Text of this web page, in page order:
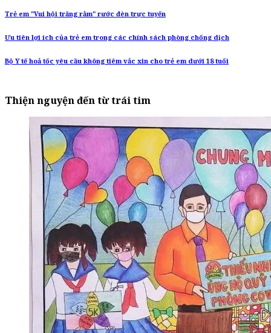
Trẻ em "Vui hội trăng rằm" rước đèn trực tuyến
Ưu tiên lợi ích của trẻ em trong các chính sách phòng chống dịch
Bộ Y tế hoả tốc yêu cầu không tiêm vắc xin cho trẻ em dưới 18 tuổi
Thiện nguyện đến từ trái tim